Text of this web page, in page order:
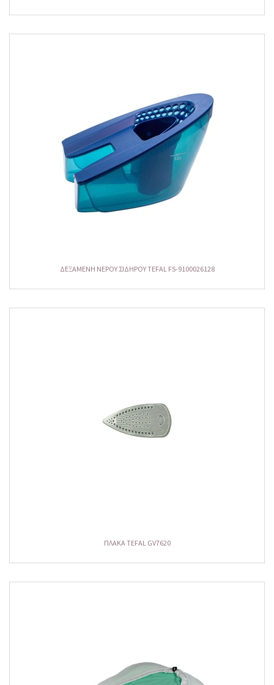
ΔΕΞΑΜΕΝΗ ΝΕΡΟΥ ΣΙΔΗΡΟΥ TEFAL FS-9100026128
ΠΛΑΚΑ TEFAL GV7620